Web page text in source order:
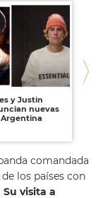
y Justin
nuevas
comandada
los países con
Su visita a